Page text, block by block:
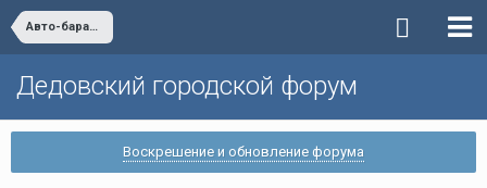
Авто-барахолка
Дедовский городской форум
Воскрешение и обновление форума